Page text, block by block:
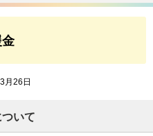
26日
いて